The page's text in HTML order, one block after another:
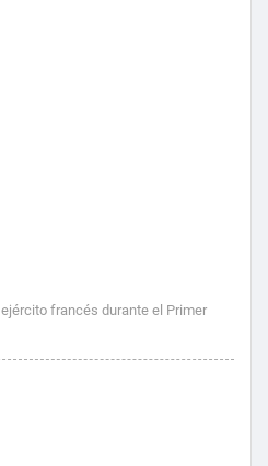
francés durante el Primer